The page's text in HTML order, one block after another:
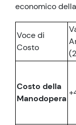
economico
Voce di
Costo
Costo della
Manodopera